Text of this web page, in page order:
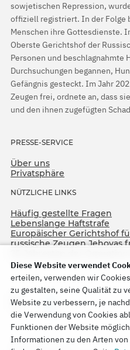
sowjetischen Repression,
offiziell registriert. In der Folge
Menschen ihre Gottesdienste.
Oberste Gerichtshof der
Personen und beschlagnahmte
Durchsuchungen begannen,
Gefängnis gesteckt. Im Jahr
Zeugen frei, ordnete an, dass
und den ihnen zugefügten
PRESSE-SERVICE
Über uns
Privatsphäre
NÜTZLICHE LINKS
Häufig gestellte Fragen
Lebenslange Haftstrafe
Europäischer Gerichtshof
russische Zeugen Jehovas
Diese Website verwendet
erteilen, verwenden wir
zu gestalten, seine Qualität zu
Website zu verbessern, je
die Verwendung von Cookies
Funktionen der Website
Informationen zu den Arten